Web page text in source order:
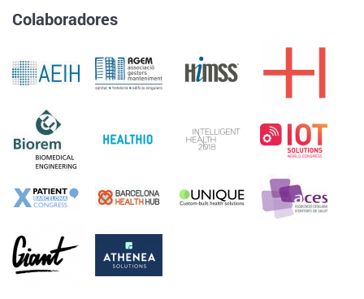
Colaboradores